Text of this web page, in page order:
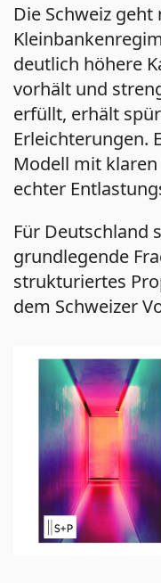
Die Schweiz
deutlich höhere
vorhält und
erfüllt, erhält
Erleichterungen.
Modell mit
echter
Für Deutschland
grundlegende
strukturiertes
dem Schweizer